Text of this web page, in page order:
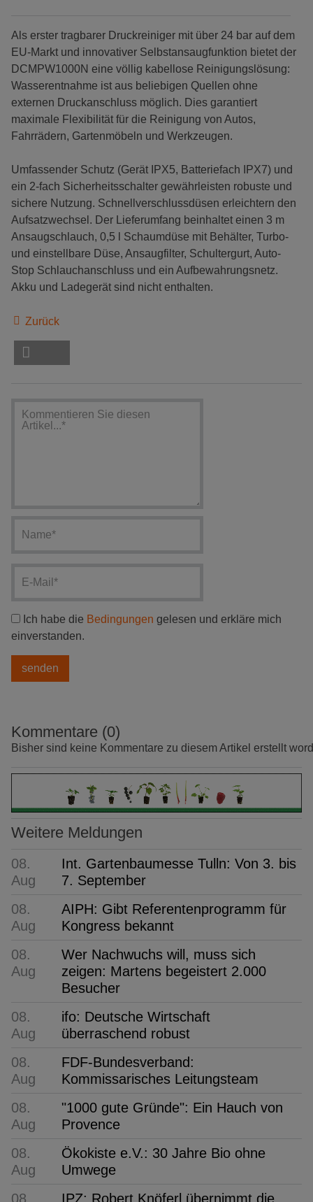
Als erster tragbarer Druckreiniger mit über 24 bar auf dem
EU-Markt und innovativer Selbstansaugfunktion bietet der
DCMPW1000N eine völlig kabellose Reinigungslösung:
Wasserentnahme ist aus beliebigen Quellen ohne
externen Druckanschluss möglich. Dies garantiert
maximale Flexibilität für die Reinigung von Autos,
Fahrrädern, Gartenmöbeln und Werkzeugen.
Umfassender Schutz (Gerät IPX5, Batteriefach IPX7) und
ein 2-fach Sicherheitsschalter gewährleisten robuste und
sichere Nutzung. Schnellverschlussdüsen erleichtern den
Aufsatzwechsel. Der Lieferumfang beinhaltet einen 3 m
Ansaugschlauch, 0,5 l Schaumdüse mit Behälter, Turbo-
und einstellbare Düse, Ansaugfilter, Schultergurt, Auto-
Stop Schlauchanschluss und ein Aufbewahrungsnetz.
Akku und Ladegerät sind nicht enthalten.
Zurück
Ich habe die Bedingungen gelesen und erkläre mich
einverstanden.
Kommentare (0)
Bisher sind keine Kommentare zu diesem Artikel erstellt
Weitere Meldungen
08.
Aug
Int. Gartenbaumesse Tulln: Von 3. bis
7. September
08.
Aug
AIPH: Gibt Referentenprogramm für
Kongress bekannt
08.
Aug
Wer Nachwuchs will, muss sich
zeigen: Martens begeistert 2.000
Besucher
08.
Aug
ifo: Deutsche Wirtschaft
überraschend robust
08.
Aug
FDF-Bundesverband:
Kommissarisches Leitungsteam
08.
Aug
"1000 gute Gründe": Ein Hauch von
Provence
08.
Aug
Ökokiste e.V.: 30 Jahre Bio ohne
Umwege
08.
IPZ: Robert Knöferl übernimmt die